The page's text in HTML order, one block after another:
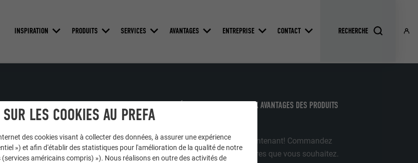
INSPIRATION PRODUITS SERVICES AVANTAGES ENTREPRISE CONTACT
DÉCOUVREZ LES NOMBREUX AVANTAGES DES PRODUITS
Convainquez-vous maintenant! Commandez
simplement les brochures que vous souhaitez.
un artisan près de chez vous
& réponses
LES COOKIES AU PREFA
des cookies visant à collecter des données, à assurer une expérience
») et afin d'établir des statistiques pour l'amélioration de la qualité de notre
américains compris) »). Nous réalisons en outre des activités de